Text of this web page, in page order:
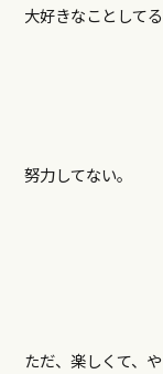
大好きなことして
努力してない。
ただ、楽しくて、